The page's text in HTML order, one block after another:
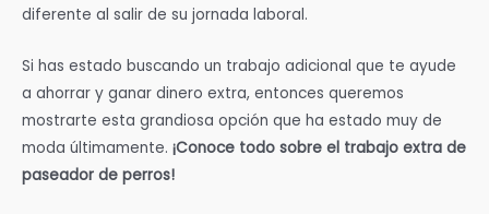
diferente al salir de su jornada laboral.
Si has estado buscando un trabajo adicional que te ayude
a ahorrar y ganar dinero extra, entonces queremos
mostrarte esta grandiosa opción que ha estado muy de
moda últimamente. ¡Conoce todo sobre el trabajo extra de
paseador de perros!